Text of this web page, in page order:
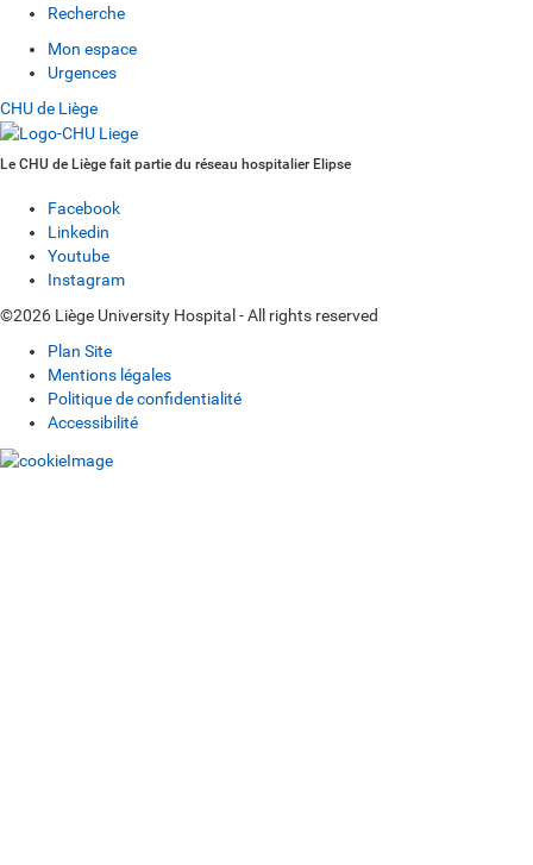
Recherche
Mon espace
Urgences
CHU de Liège
Le CHU de Liège fait partie du réseau hospitalier Elipse
Facebook
Linkedin
Youtube
Instagram
©2026 Liège University Hospital - All rights reserved
Plan Site
Mentions légales
Politique de confidentialité
Accessibilité